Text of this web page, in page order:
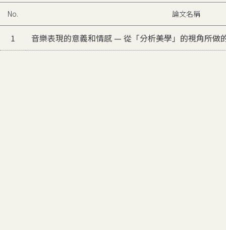
No. 論文名稱
1 音樂表現的意義和情感 — 從「分析美學」的視角所做